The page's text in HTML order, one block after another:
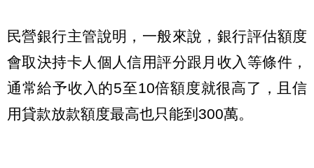
民營銀行主管說明，一般來說，銀行評估額度
會取決持卡人個人信用評分跟月收入等條件，
通常給予收入的5至10倍額度就很高了，且信
用貸款放款額度最高也只能到300萬。